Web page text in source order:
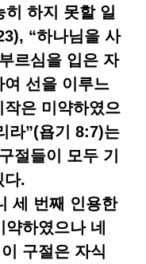
하지 못할 일
“하나님을 사
르심을 입은 자
선을 이루느
은 미약하였으
라”(욥기 8:7)는
절들이 모두 기
다.
세 번째 인용한
하였으나 네
구절은 자식